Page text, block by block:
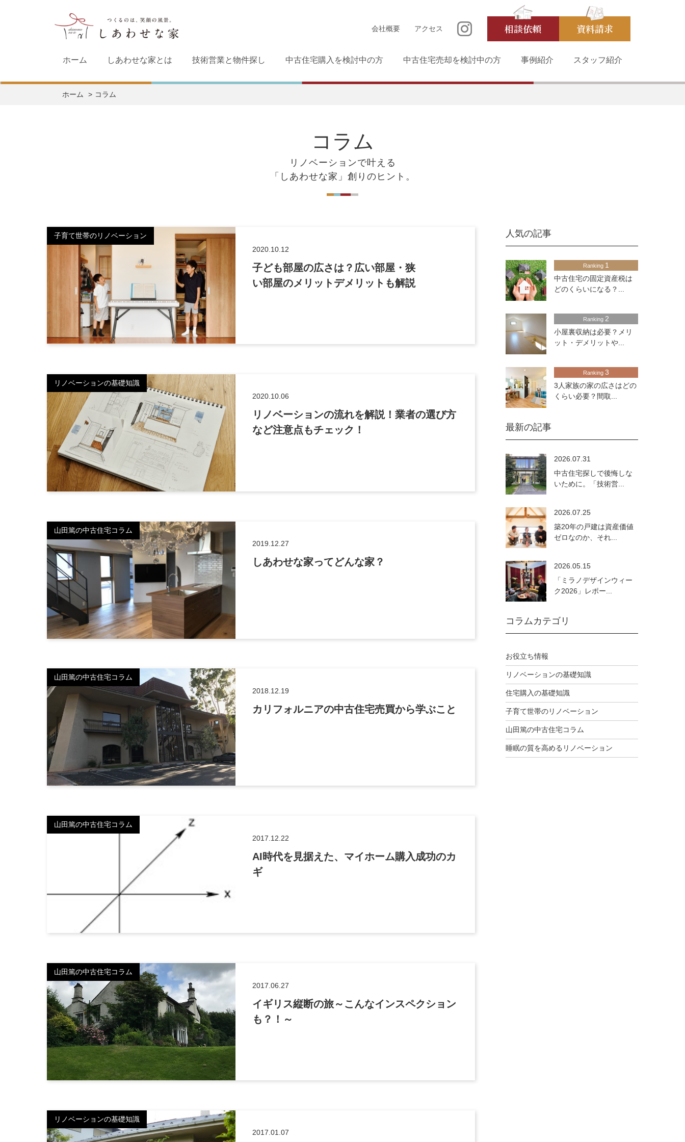
会社概要 アクセス 相談依頼 資料請求
ホーム しあわせな家とは 技術営業と物件探し 中古住宅購入を検討中の方 中古住宅売却を検討中の方 事例紹介 スタッフ紹介
ホーム コラム
コラム
リノベーションで叶える
「しあわせな家」創りのヒント。
子育て世帯のリノベーション
2020.10.12
子ども部屋の広さは？広い部屋・狭
い部屋のメリットデメリットも解説
リノベーションの基礎知識
2020.10.06
リノベーションの流れを解説！業者の選び方
など注意点もチェック！
山田篤の中古住宅コラム
2019.12.27
しあわせな家ってどんな家？
山田篤の中古住宅コラム
2018.12.19
カリフォルニアの中古住宅売買から学ぶこと
山田篤の中古住宅コラム
2017.12.22
AI時代を見据えた、マイホーム購入成功のカ
ギ
山田篤の中古住宅コラム
2017.06.27
イギリス縦断の旅～こんなインスペクション
も？！～
リノベーションの基礎知識
2017.01.07
人気の記事
Ranking 1
中古住宅の固定資産税は
どのくらいになる？...
Ranking 2
小屋裏収納は必要？メリ
ット・デメリットや...
Ranking 3
3人家族の家の広さはどの
くらい必要？間取...
最新の記事
2026.07.31
中古住宅探しで後悔しな
いために。「技術営...
2026.07.25
築20年の戸建は資産価値
ゼロなのか、それ...
2026.05.15
「ミラノデザインウィー
ク2026」レポー...
コラムカテゴリ
お役立ち情報
リノベーションの基礎知識
住宅購入の基礎知識
子育て世帯のリノベーション
山田篤の中古住宅コラム
睡眠の質を高めるリノベーション